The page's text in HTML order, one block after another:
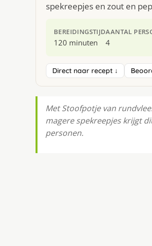
spekreepjes en zout en
BEREIDINGSTIJD
120 minuten
AANTAL
4
Direct naar recept ↓
Met Stoofpotje van
magere spekreepjes krijgt
personen.